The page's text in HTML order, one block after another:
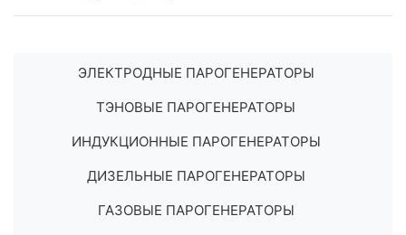
ЭЛЕКТРОДНЫЕ ПАРОГЕНЕРАТОРЫ
ТЭНОВЫЕ ПАРОГЕНЕРАТОРЫ
ИНДУКЦИОННЫЕ ПАРОГЕНЕРАТОРЫ
ДИЗЕЛЬНЫЕ ПАРОГЕНЕРАТОРЫ
ГАЗОВЫЕ ПАРОГЕНЕРАТОРЫ